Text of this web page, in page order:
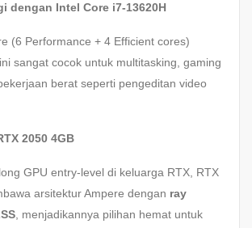
dengan Intel Core i7-13620H
(6 Performance + 4 Efficient cores)
sangat cocok untuk multitasking, gaming
berat seperti pengeditan video
2050 4GB
GPU entry-level di keluarga RTX, RTX
arsitektur Ampere dengan ray
, menjadikannya pilihan hemat untuk